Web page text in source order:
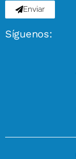
Enviar
Síguenos: